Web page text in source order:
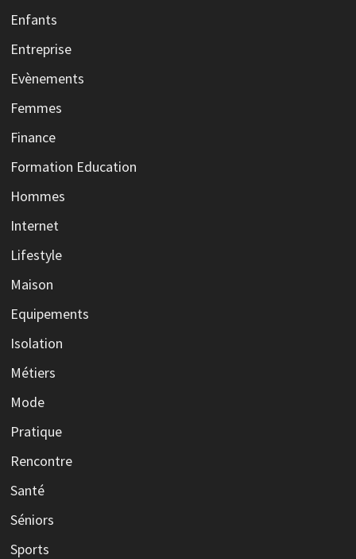
Enfants
Entreprise
Evènements
Femmes
Finance
Formation Education
Hommes
Internet
Lifestyle
Maison
Equipements
Isolation
Métiers
Mode
Pratique
Rencontre
Santé
Séniors
Sports